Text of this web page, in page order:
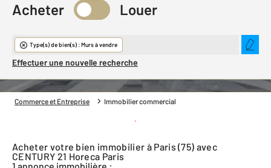
Immobilier commercial
Acheter Louer
Type(s) de bien(s) : Murs à vendre
Effectuer une nouvelle recherche
Commerce et Entreprise Immobilier commercial
Créer une alerte
Acheter votre bien immobilier à Paris (75) avec
CENTURY 21 Horeca Paris